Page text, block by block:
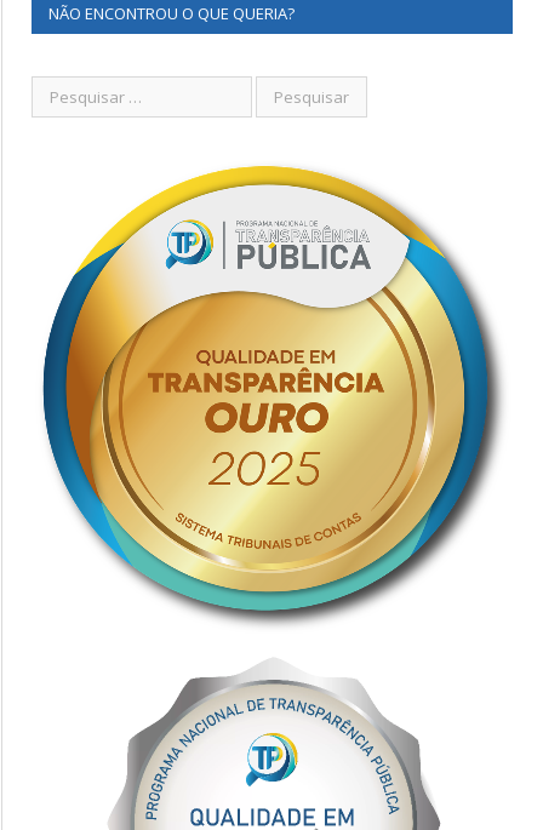
NÃO ENCONTROU O QUE QUERIA?